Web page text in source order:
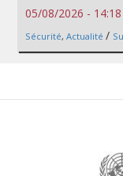
05/08/2026 - 14:18
Sécurité, Actualité /